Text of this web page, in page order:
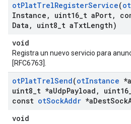
otPlatTrelRegisterService(ot
Instance , uint16 t aPort,
Data , uint8 t aTxtLength)
void
Registra un nuevo servicio para
[RFC6763].
otPlatTrelSend(otInstance *a
uint8 t *aUdpPayload , uint16
const otSockAddr *aDestSock
void